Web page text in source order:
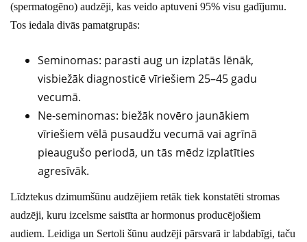
(spermatogēno) audzēji, kas veido aptuveni 95% visu gadījumu.
Tos iedala divās pamatgrupās:
Seminomas: parasti aug un izplatās lēnāk,
visbiežāk diagnosticē vīriešiem 25–45 gadu
vecumā.
Ne-seminomas: biežāk novēro jaunākiem
vīriešiem vēlā pusaudžu vecumā vai agrīnā
pieaugušo periodā, un tās mēdz izplatīties
agresīvāk.
Līdztekus dzimumšūnu audzējiem retāk tiek konstatēti stromas
audzēji, kuru izcelsme saistīta ar hormonus producējošiem
audiem. Leidiga un Sertoli šūnu audzēji pārsvarā ir labdabīgi, taču